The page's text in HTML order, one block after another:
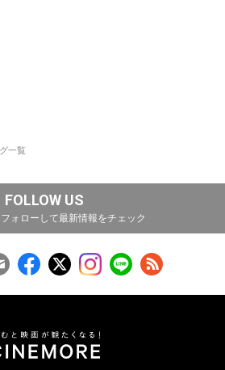
一覧
FOLLOW US
フォローして最新情報をチェック